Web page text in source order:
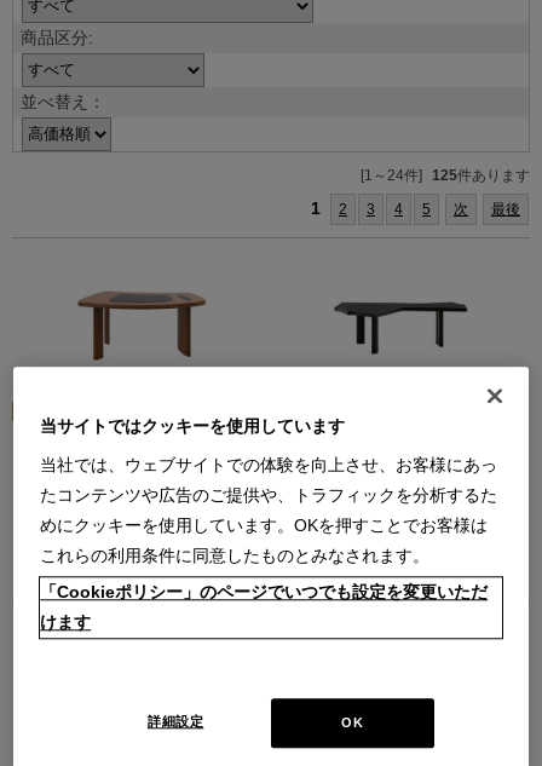
並べ替え：
[1～24件] 125件あります
1 2 3 4 5 次 最後
538 PETIT BUREAU EN FORME
LIBRE（アメリカンウォールナット
材NA）
プティ ビュロー エン フォルム リー
ブル デスク
￥3,058,000
在庫：在庫あり
（W2350xD1570xH730 ブラック
【在庫色】）
ヴェンタリオ テーブル
【在庫品】
￥3,047,000
在庫：在庫なし
当サイトではクッキーを使用しています
当社では、ウェブサイトでの体験を向上させ、お客様にあっ
たコンテンツや広告のご提供や、トラフィックを分析するた
めにクッキーを使用しています。OKを押すことでお客様は
これらの利用条件に同意したものとみなされます。
「Cookieポリシー」のページでいつでも設定を変更いただ
けます
OK
詳細設定